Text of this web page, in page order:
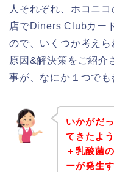
人それぞれ、ホコニ
店でDiners Clubカー
ので、いくつか考え
原因&解決策をご紹介
事が、なにか１つでも
いかがだ
てきたよ
＋乳酸菌
ーが発生